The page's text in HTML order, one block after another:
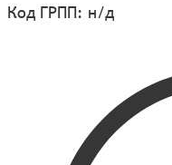
Код ГРПП: н/д